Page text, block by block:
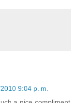
9:04 p. m.